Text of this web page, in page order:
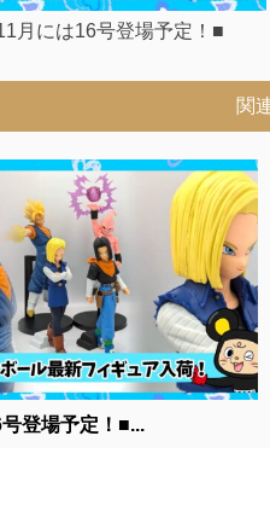
月には16号登場予定！■
関
登場予定！■...